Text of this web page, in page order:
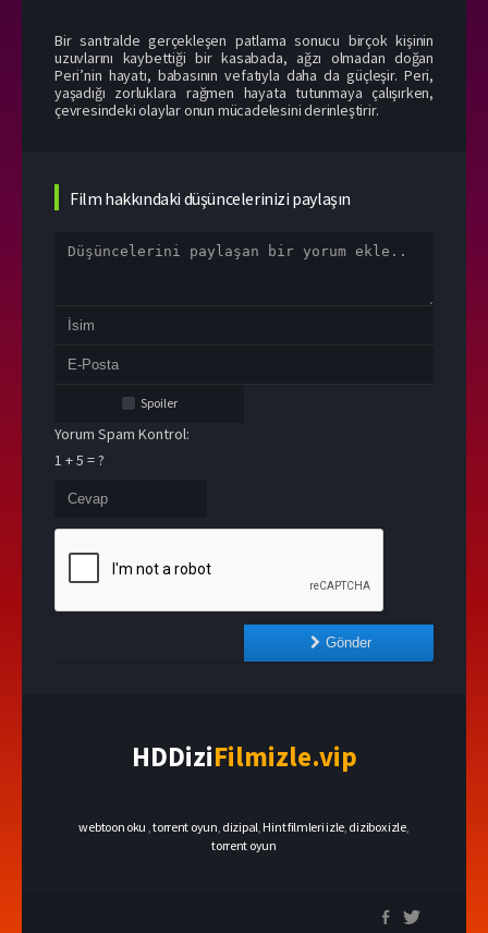
Bir santralde gerçekleşen patlama sonucu birçok kişinin
uzuvlarını kaybettiği bir kasabada, ağzı olmadan doğan
Peri’nin hayatı, babasının vefatıyla daha da güçleşir. Peri,
yaşadığı zorluklara rağmen hayata tutunmaya çalışırken,
çevresindeki olaylar onun mücadelesini derinleştirir.
Film hakkındaki düşüncelerinizi paylaşın
Spoiler
Yorum Spam Kontrol:
1 + 5 = ?
Gönder
HDDiziFilmizle.vip
webtoon oku ,torrent oyun dizipal Hint filmleri izle dizibox izle,
torrent oyun